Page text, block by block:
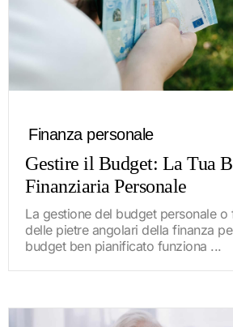
Finanza personale
Gestire il Budget: La Tua
Finanziaria Personale
La gestione del budget personale o
delle pietre angolari della finanza
budget ben pianificato funziona ...